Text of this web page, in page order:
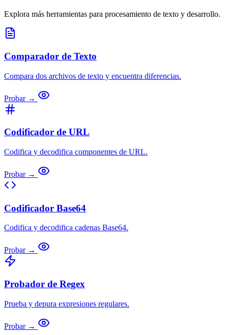
Explora más herramientas para procesamiento de texto y desarrollo.
Comparador de Texto
Compara dos archivos de texto y encuentra diferencias.
Probar →
Codificador de URL
Codifica y decodifica componentes de URL.
Probar →
Codificador Base64
Codifica y decodifica cadenas Base64.
Probar →
Probador de Regex
Prueba y depura expresiones regulares.
Probar →